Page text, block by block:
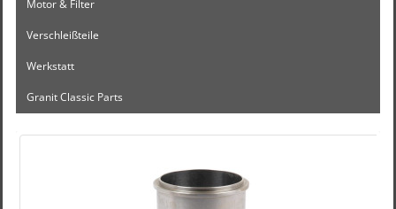
Motor & Filter
Verschleißteile
Werkstatt
Granit Classic Parts